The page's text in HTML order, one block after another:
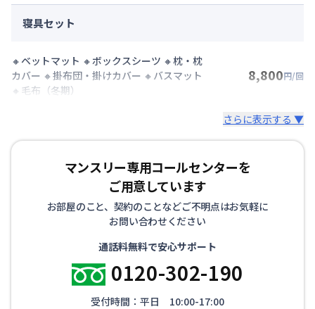
寝具セット
🔸ベットマット 🔸ボックスシーツ 🔸枕・枕
カバー 🔸掛布団・掛けカバー 🔸バスマット
🔸毛布（冬期）
8,800円/回
さらに表示する ▼
マンスリー専用コールセンターを
ご用意しています
お部屋のこと、契約のことなどご不明点はお気軽に
お問い合わせください
通話料無料で安心サポート
0120-302-190
受付時間：平日 10:00-17:00